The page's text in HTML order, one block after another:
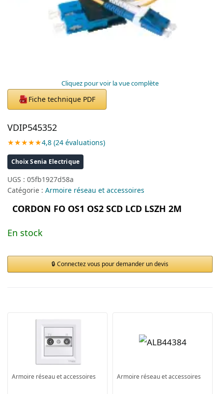
Cliquez pour voir la vue complète
PDF Fiche technique PDF
VDIP545352
★★★★★4,8 (24 évaluations)
Choix Senia Electrique
UGS : 05fb1927d58a
Catégorie : Armoire réseau et accessoires
CORDON FO OS1 OS2 SCD LCD LSZH 2M
En stock
Connectez vous pour demander un devis
Armoire réseau et accessoires Armoire réseau et accessoires